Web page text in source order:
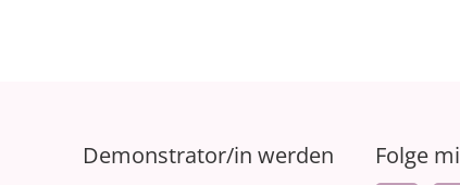
Demonstrator/in werden Folge